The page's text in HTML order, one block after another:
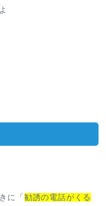
に「 勧誘の電話がくる